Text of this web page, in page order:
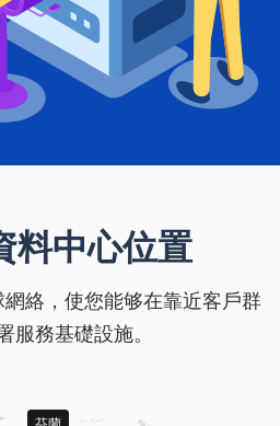
料中心位置
絡，使您能够在靠近客戶群
服務基礎設施。